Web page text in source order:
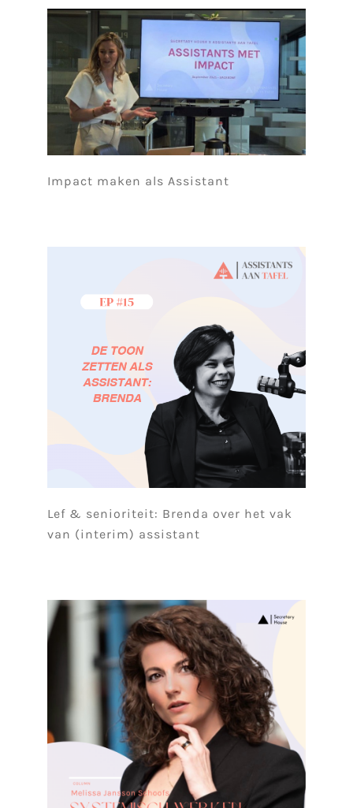
Impact maken als Assistant
Lef & senioriteit: Brenda over het vak
van (interim) assistant